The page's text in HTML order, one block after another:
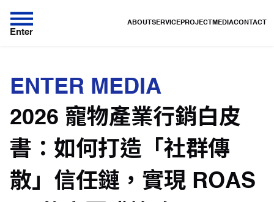
Enter
ABOUT SERVICEPROJECT MEDIACONTACT
ENTER MEDIA
2026 寵物產業行銷白皮
書：如何打造「社群傳
散」信任鏈，實現 ROAS